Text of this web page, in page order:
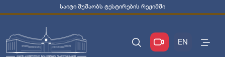
საიტი მუშაობს ტესტირების რეჟიმში
EN